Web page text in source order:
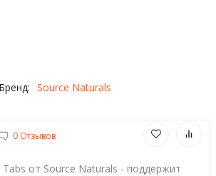
Бренд: Source Naturals
0 Отзывов
от Source Naturals - поддержит